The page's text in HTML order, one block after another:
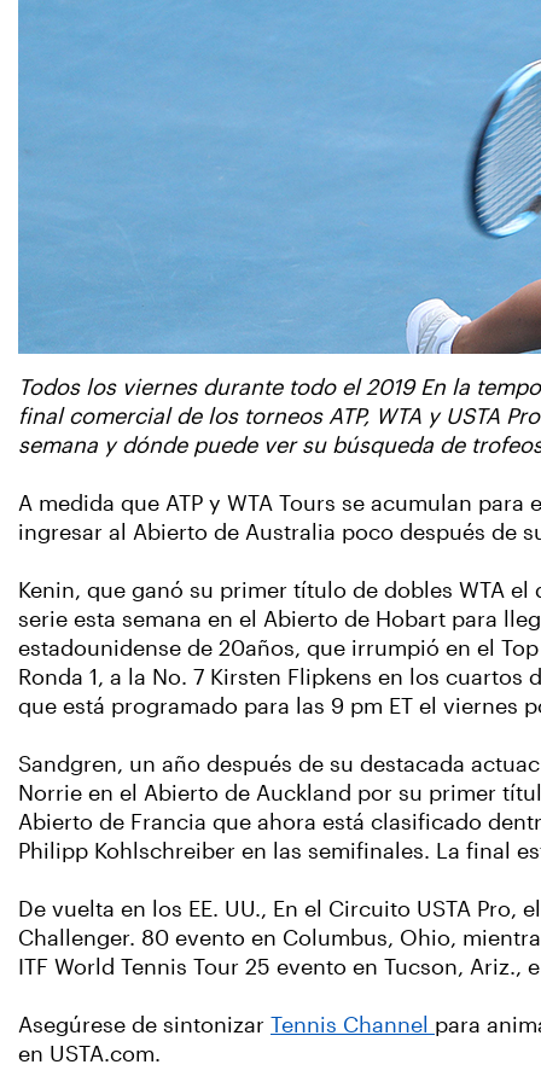
Todos los viernes durante todo el 2019 En la
final comercial de los torneos ATP, WTA y USTA
semana y dónde puede ver su búsqueda de
A medida que ATP y WTA Tours se acumulan
ingresar al Abierto de Australia poco después de
Kenin, que ganó su primer título de dobles WTA
serie esta semana en el Abierto de Hobart para
estadounidense de 20años, que irrumpió en el
Ronda 1, a la No. 7 Kirsten Flipkens en los
que está programado para las 9 pm ET el viernes
Sandgren, un año después de su destacada
Norrie en el Abierto de Auckland por su primer
Abierto de Francia que ahora está clasificado
Philipp Kohlschreiber en las semifinales. La final
De vuelta en los EE. UU., En el Circuito USTA
Challenger. 80 evento en Columbus, Ohio,
ITF World Tennis Tour 25 evento en Tucson, Ariz.,
Asegúrese de sintonizar Tennis Channel para
en USTA.com.